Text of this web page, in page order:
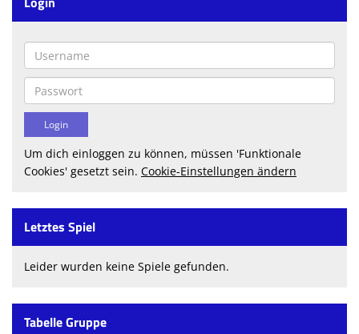
Heimspielplan
Datenschutz
Vereinskollektion
Sponsoren
Um dich einloggen zu können, müssen 'Funktionale
Cookies' gesetzt sein. Cookie-Einstellungen ändern
Letztes Spiel
Leider wurden keine Spiele gefunden.
Tabelle Gruppe